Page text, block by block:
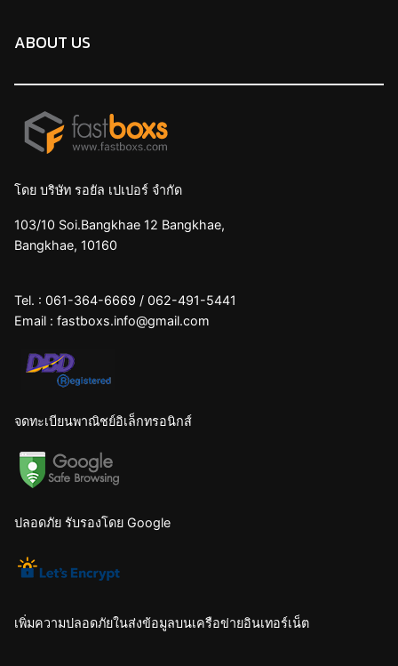
ABOUT US
โดย บริษัท รอยัล เปเปอร์ จำกัด
103/10 Soi.Bangkhae 12 Bangkhae,
Bangkhae, 10160
Tel. : 061-364-6669 / 062-491-5441
Email : fastboxs.info@gmail.com
จดทะเบียนพาณิชย์อิเล็กทรอนิกส์
ปลอดภัย รับรองโดย Google
เพิ่มความปลอดภัยในส่งข้อมูลบนเครือข่ายอินเทอร์เน็ต